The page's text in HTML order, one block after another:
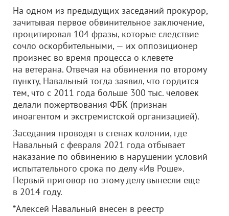
На одном из предыдущих заседаний прокурор,
зачитывая первое обвинительное заключение,
процитировал 104 фразы, которые следствие
сочло оскорбительными, — их оппозиционер
произнес во время процесса о клевете
на ветерана. Отвечая на обвинения по второму
пункту, Навальный тогда заявил, что гордится
тем, что с 2011 года больше 300 тыс. человек
делали пожертвования ФБК (признан
иноагентом и экстремистской организацией).
Заседания проводят в стенах колонии, где
Навальный с февраля 2021 года отбывает
наказание по обвинению в нарушении условий
испытательного срока по делу «Ив Роше».
Первый приговор по этому делу вынесли еще
в 2014 году.
*Алексей Навальный внесен в реестр